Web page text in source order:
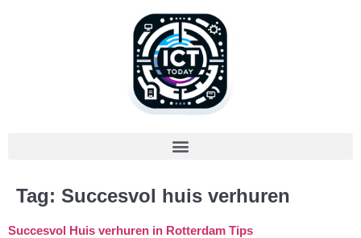
Tag: Succesvol huis verhuren
Succesvol Huis verhuren in Rotterdam Tips